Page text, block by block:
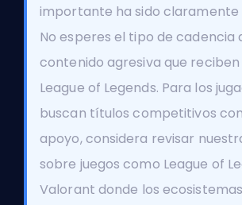
importante ha sido claramente
No esperes el tipo de cadencia
contenido agresiva que
League of Legends. Para los
buscan títulos competitivos
apoyo, considera revisar
sobre juegos como League of
Valorant donde los ecosistemas